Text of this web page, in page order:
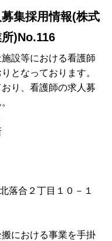
集採用情報(株式
)No.116
設等における看護師
となっております。
り、看護師の求人募
落合２丁目１０－１
における事業を手掛